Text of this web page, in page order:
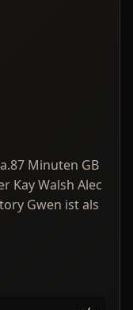
Minuten GB
Kay Walsh Alec
Gwen ist als